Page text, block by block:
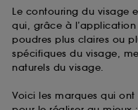
Le contouring du visage
qui, grâce à
poudres plus claires ou
spécifiques du visage,
naturels du visage.
Voici les marques qui